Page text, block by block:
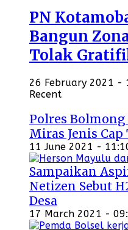
PN
Bangun
Tolak
26 February 2021 -
Recent
Polres
Miras Jenis
11 June 2021 -
Sampaikan
Netizen Sebut
Desa
17 March 2021 -